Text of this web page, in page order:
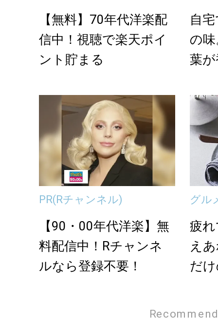
【無料】70年代洋楽配
信中！視聴で楽天ポイ
ント貯まる
自
の
葉が
PR(Rチャンネル)
【90・00年代洋楽】無
料配信中！Rチャンネ
ルなら登録不要！
グル
疲
え
だ